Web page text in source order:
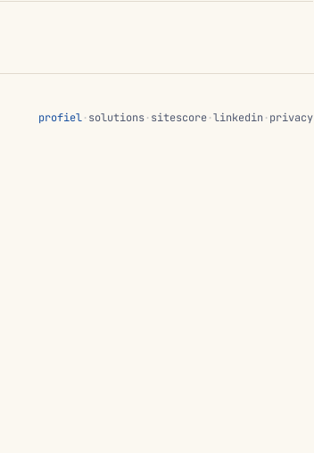
profiel·solutions·sitescore·linkedin ·privacy